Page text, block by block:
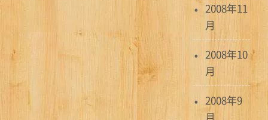
2008年11
月
2008年10
月
2008年9
月